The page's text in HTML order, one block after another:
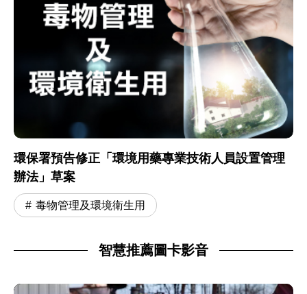
環保署預告修正「環境用藥專業技術人員設置管理
辦法」草案
毒物管理及環境衛生用
智慧推薦圖卡影音